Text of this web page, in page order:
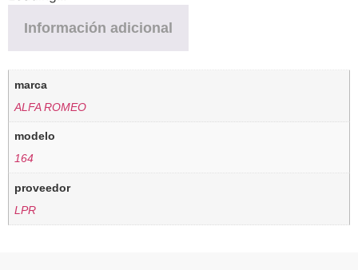
Información adicional
marca
ALFA ROMEO
modelo
164
proveedor
LPR